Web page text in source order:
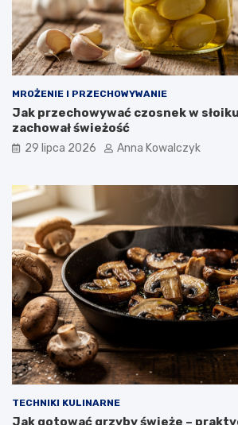
MROŻENIE I PRZECHOWYWANIE
Jak przechowywać czosnek w
zachował świeżość
29 lipca 2026 Anna Kowalczyk
TECHNIKI KULINARNE
Jak gotować grzyby świeże –